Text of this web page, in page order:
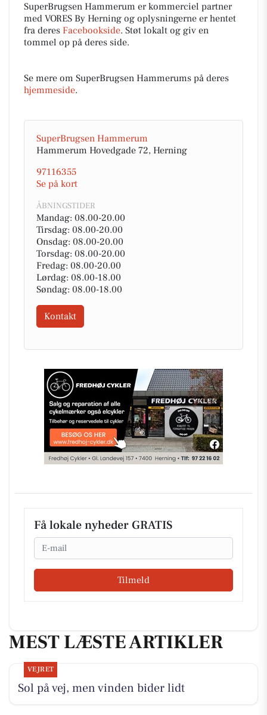
SuperBrugsen Hammerum er kommerciel partner
med VORES By Herning og oplysningerne er hentet
fra deres Facebookside. Støt lokalt og giv en
tommel op på deres side.
Se mere om SuperBrugsen Hammerums på deres
hjemmeside.
SuperBrugsen Hammerum
Hammerum Hovedgade 72, Herning
97116355
Se på kort
ÅBNINGSTIDER
Mandag: 08.00-20.00
Tirsdag: 08.00-20.00
Onsdag: 08.00-20.00
Torsdag: 08.00-20.00
Fredag: 08.00-20.00
Lørdag: 08.00-18.00
Søndag: 08.00-18.00
Kontakt
Få lokale nyheder GRATIS
Email
Tilmeld
MEST LÆSTE ARTIKLER
VEJRET
Sol på vej, men vinden bider lidt